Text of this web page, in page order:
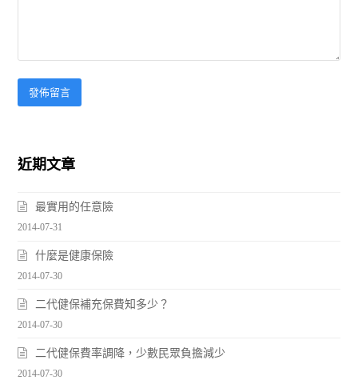
近期文章
最實用的任意險
2014-07-31
什麼是健康保險
2014-07-30
二代健保補充保費知多少？
2014-07-30
二代健保費率調降，少數民眾負擔減少
2014-07-30